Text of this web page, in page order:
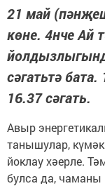
21 май
көне. 4нче Ай
сәгатьтә
16.37 сәгать.
Авыр
танышулар,
йоклау хәерле.
булса да, чаманы